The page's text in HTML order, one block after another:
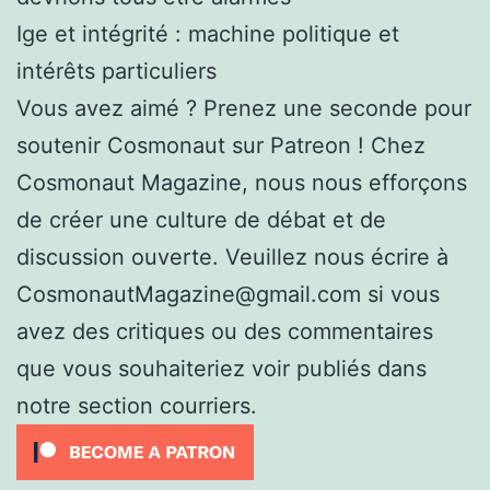
Ige et intégrité : machine politique et
intérêts particuliers
Vous avez aimé ? Prenez une seconde pour
soutenir Cosmonaut sur Patreon ! Chez
Cosmonaut Magazine, nous nous efforçons
de créer une culture de débat et de
discussion ouverte. Veuillez nous écrire à
CosmonautMagazine@gmail.com si vous
avez des critiques ou des commentaires
que vous souhaiteriez voir publiés dans
notre section courriers.